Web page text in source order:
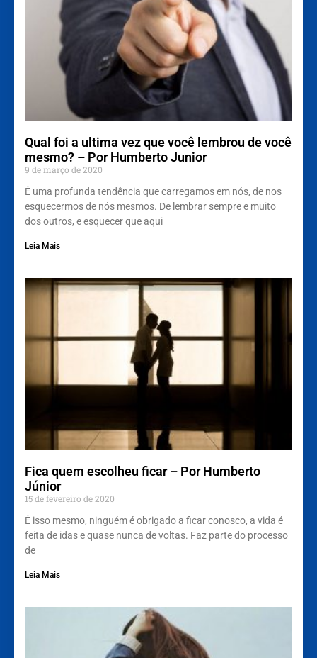
Qual foi a ultima vez que você lembrou de você
mesmo? – Por Humberto Junior
9 de março de 2020
É uma profunda tendência que carregamos em nós, de nos
esquecermos de nós mesmos. De lembrar sempre e muito
dos outros, e esquecer que aqui
Leia Mais
Fica quem escolheu ficar – Por Humberto
Júnior
15 de fevereiro de 2020
É isso mesmo, ninguém é obrigado a ficar conosco, a vida é
feita de idas e quase nunca de voltas. Faz parte do processo
de
Leia Mais